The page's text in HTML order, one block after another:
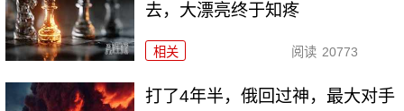
去，大漂亮终于知疼
相关 阅读 20773
打了4年半，俄回过神，最大对手